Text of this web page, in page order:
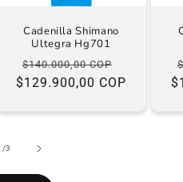
Cadenilla Shimano
Ultegra Hg701
Precio
habitual
$140.000,00 COP
de
$129.900,00 COP
/de
3